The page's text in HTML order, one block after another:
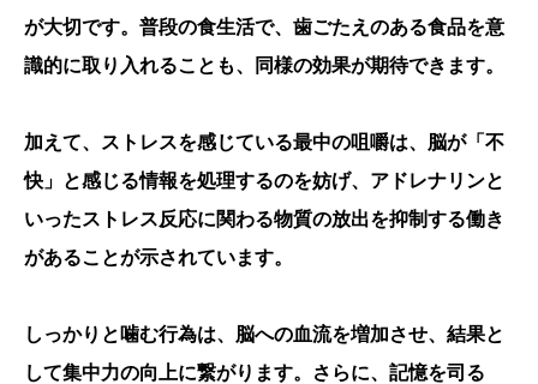
が大切です。普段の食生活で、歯ごたえのある食品を意
識的に取り入れることも、同様の効果が期待できます。
加えて、ストレスを感じている最中の咀嚼は、脳が「不
快」と感じる情報を処理するのを妨げ、アドレナリンと
いったストレス反応に関わる物質の放出を抑制する働き
があることが示されています。
しっかりと噛む行為は、脳への血流を増加させ、結果と
して集中力の向上に繋がります。さらに、記憶を司る